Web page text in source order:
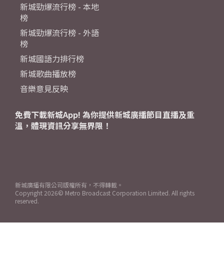
新城勁爆流行榜 - 本地
榜
新城勁爆流行榜 - 外語
榜
新城國語力排行榜
新城歌曲播放榜
音樂意見反映
免費下載新城App! 為你提供新城廣播節目直播及重
溫，體現資訊分享無界限！
新城廣播有限公司版權所有，不得轉載。
Copyright 2026© Metro Broadcast Corporation Limited. All rights
reserved.